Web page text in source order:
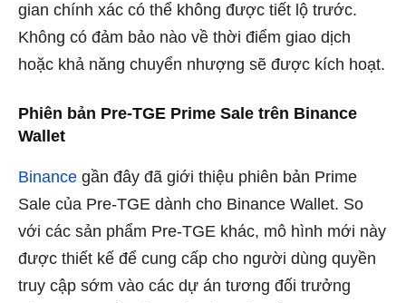
gian chính xác có thể không được tiết lộ trước.
Không có đảm bảo nào về thời điểm giao dịch
hoặc khả năng chuyển nhượng sẽ được kích hoạt.
Phiên bản Pre-TGE Prime Sale trên Binance
Wallet
Binance gần đây đã giới thiệu phiên bản Prime
Sale của Pre-TGE dành cho Binance Wallet. So
với các sản phẩm Pre-TGE khác, mô hình mới này
được thiết kế để cung cấp cho người dùng quyền
truy cập sớm vào các dự án tương đối trưởng